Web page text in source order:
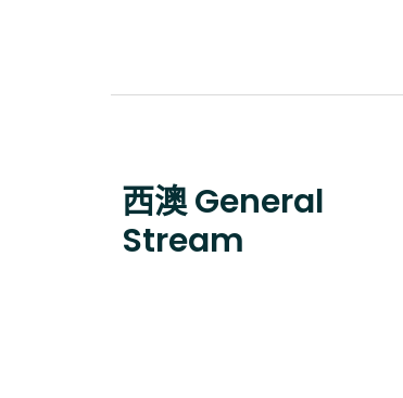
西澳 General
Stream